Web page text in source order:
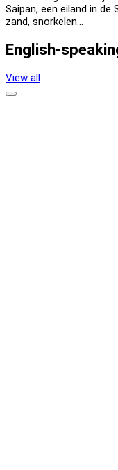
Saipan, een eiland in
zand, snorkelen…
English-
View all